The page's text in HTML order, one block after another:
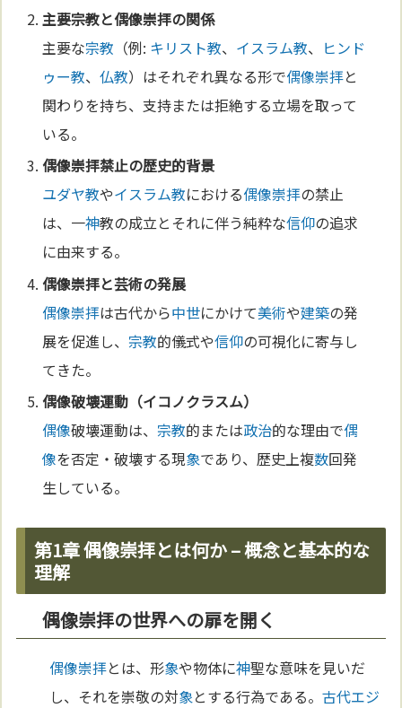
主要宗教と偶像崇拝の関係
主要な宗教 （例: キリスト教、 イスラム教、 ヒンド
ゥー教、仏教）はそれぞれ異なる形で偶像崇拝と
関わりを持ち、支持または拒絶する立場を取って
いる。
偶像崇拝禁止の歴史的背景
ユダヤ教やイスラム教における偶像崇拝の禁止
は、一神教の成立とそれに伴う純粋な信仰の追求
に由来する。
偶像崇拝と芸術の発展
偶像崇拝は古代から中世にかけて美術や建築の発
展を促進し、 宗教的儀式や信仰の可視化に寄与し
てきた。
偶像破壊運動（イコノクラスム）
偶像破壊運動は、 宗教的または政治的な理由で偶
像を否定・破壊する現象であり、歴史上複数回発
生している。
第1章 偶像崇拝とは何か – 概念と基本的な
理解
偶像崇拝の世界への扉を開く
偶像崇拝とは、形象や物体に神聖な意味を見いだ
し、それを崇敬の対象とする行為である。古代エジ